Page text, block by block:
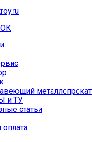
металлопрокат
и ТУ
статьи
оплата